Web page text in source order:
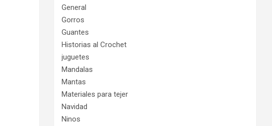
General
Gorros
Guantes
Historias al Crochet
juguetes
Mandalas
Mantas
Materiales para tejer
Navidad
Ninos